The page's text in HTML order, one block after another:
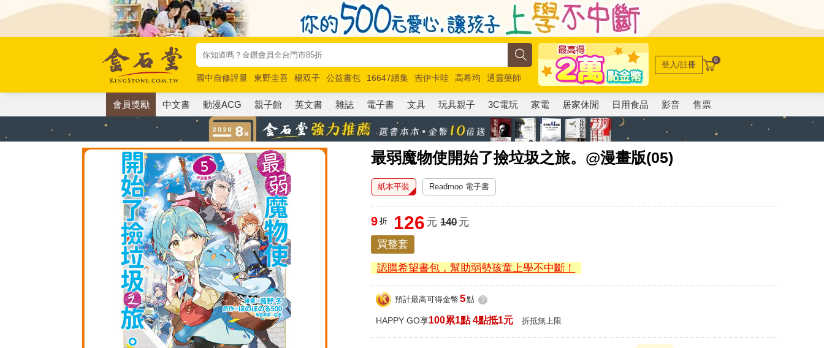
國中自修評量 東野圭吾 楊双子 公益書包 16647續集 吉伊卡哇 高希均
通靈藥師
唯紅花綻放
奧德賽 路邊攤新作 馬斯克 玩具總動員5 超慢跑
登入/註冊 0
會員獎勵 中文書 動漫ACG 親子館 英文書 雜誌 電子書 文具 玩具親子 3C電玩 家電 居家休閒 日用食品 影音 售票
最弱魔物使開始了撿垃圾之旅。@漫畫版(05)
紙本平裝 Readmoo 電子書
9 折 126 元 140元
買整套
認購希望書包，幫助弱勢孩童上學不中斷！
預計最高可得金幣 5點 ?
HAPPY GO享100累1點 4點抵1元 折抵無上限